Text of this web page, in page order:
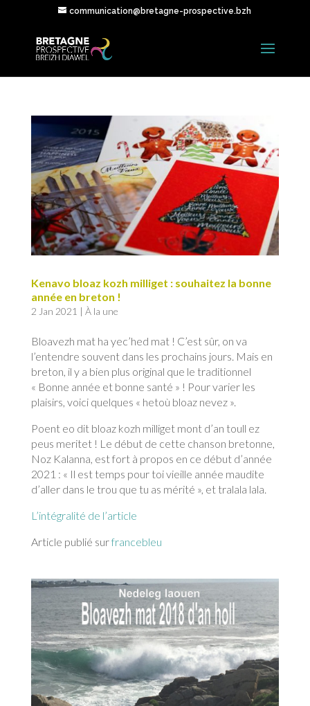
communication@bretagne-prospective.bzh
Kenavo bloaz kozh milliget : souhaitez la bonne
année en breton !
2 Jan 2021 | À la une
Bloavezh mat ha yec’hed mat ! C’est sûr, on va
l’entendre souvent dans les prochains jours. Mais en
breton, il y a bien plus original que le traditionnel
« Bonne année et bonne santé » ! Pour varier les
plaisirs, voici quelques « hetoù bloaz nevez ».
Poent eo dit bloaz kozh milliget mont d’an toull ez
peus meritet ! Le début de cette chanson bretonne,
Noz Kalanna, est fort à propos en ce début d’année
2021 : « Il est temps pour toi vieille année maudite
d’aller dans le trou que tu as mérité », et tralala lala.
L’intégralité de l’article
Article publié surfrancebleu